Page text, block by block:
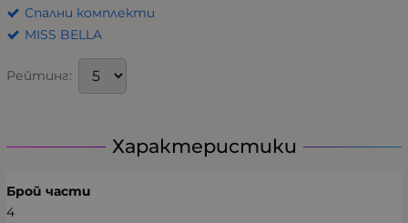
Спални комплекти
MISS BELLA
Рейтинг:
Характеристики
Брой части
4